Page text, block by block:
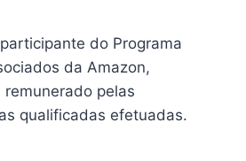
do Programa
da Amazon,
remunerado pelas
qualificadas efetuadas.